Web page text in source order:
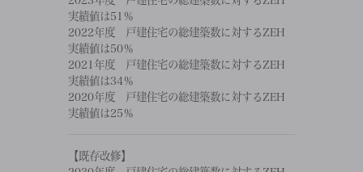
実績値は51％
2022年度 戸建住宅の総建築数に対するZEH
実績値は50％
2021年度 戸建住宅の総建築数に対するZEH
実績値は34％
2020年度 戸建住宅の総建築数に対するZEH
実績値は25％
【既存改修】